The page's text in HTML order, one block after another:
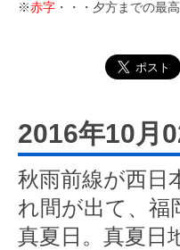
※赤字 ・・・夕方までの最
2016年10月
秋雨前線が西日
れ間が出て、福
真夏日。真夏日